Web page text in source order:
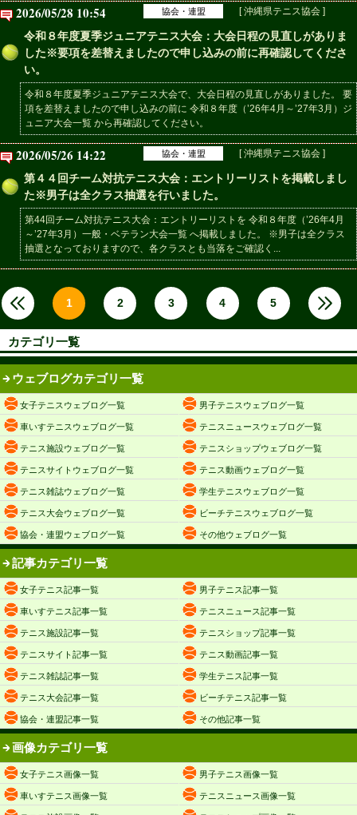
2026/05/28 10:54 協会・連盟 [ 沖縄県テニス協会 ]
令和８年度夏季ジュニアテニス大会：大会日程の見直しがありま
した※要項を差替えましたので申し込みの前に再確認してくださ
い。
令和８年度夏季ジュニアテニス大会で、大会日程の見直しがありました。 要
項を差替えましたので申し込みの前に 令和８年度（’26年4月～’27年3月）ジ
ュニア大会一覧 から再確認してください。
2026/05/26 14:22 協会・連盟 [ 沖縄県テニス協会 ]
第４４回チーム対抗テニス大会：エントリーリストを掲載しまし
た※男子は全クラス抽選を行いました。
第44回チーム対抗テニス大会：エントリーリストを 令和８年度（’26年4月
～’27年3月）一般・ベテラン大会一覧 へ掲載しました。 ※男子は全クラス
抽選となっておりますので、各クラスとも当落をご確認く...
1 2 3 4 5
カテゴリ一覧
ウェブログカテゴリ一覧
女子テニスウェブログ一覧 男子テニスウェブログ一覧
車いすテニスウェブログ一覧 テニスニュースウェブログ一覧
テニス施設ウェブログ一覧 テニスショップウェブログ一覧
テニスサイトウェブログ一覧 テニス動画ウェブログ一覧
テニス雑誌ウェブログ一覧 学生テニスウェブログ一覧
テニス大会ウェブログ一覧 ビーチテニスウェブログ一覧
協会・連盟ウェブログ一覧 その他ウェブログ一覧
記事カテゴリ一覧
女子テニス記事一覧 男子テニス記事一覧
車いすテニス記事一覧 テニスニュース記事一覧
テニス施設記事一覧 テニスショップ記事一覧
テニスサイト記事一覧 テニス動画記事一覧
テニス雑誌記事一覧 学生テニス記事一覧
テニス大会記事一覧 ビーチテニス記事一覧
協会・連盟記事一覧 その他記事一覧
画像カテゴリ一覧
女子テニス画像一覧 男子テニス画像一覧
車いすテニス画像一覧 テニスニュース画像一覧